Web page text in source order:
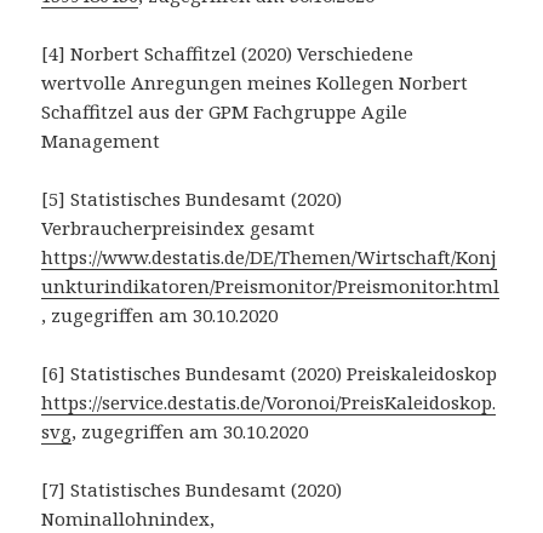
[4] Norbert Schaffitzel (2020) Verschiedene
wertvolle Anregungen meines Kollegen Norbert
Schaffitzel aus der GPM Fachgruppe Agile
Management
[5] Statistisches Bundesamt (2020)
Verbraucherpreisindex gesamt
https://www.destatis.de/DE/Themen/Wirtschaft/Konj
unkturindikatoren/Preismonitor/Preismonitor.html
, zugegriffen am 30.10.2020
[6] Statistisches Bundesamt (2020) Preiskaleidoskop
https://service.destatis.de/Voronoi/PreisKaleidoskop.
svg, zugegriffen am 30.10.2020
[7] Statistisches Bundesamt (2020)
Nominallohnindex,